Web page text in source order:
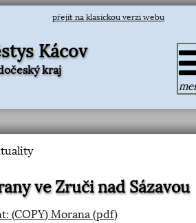
přejít na klasickou verzi webu
Kácov
kraj
ve Zruči nad Sázavou
(COPY) Morana (pdf)